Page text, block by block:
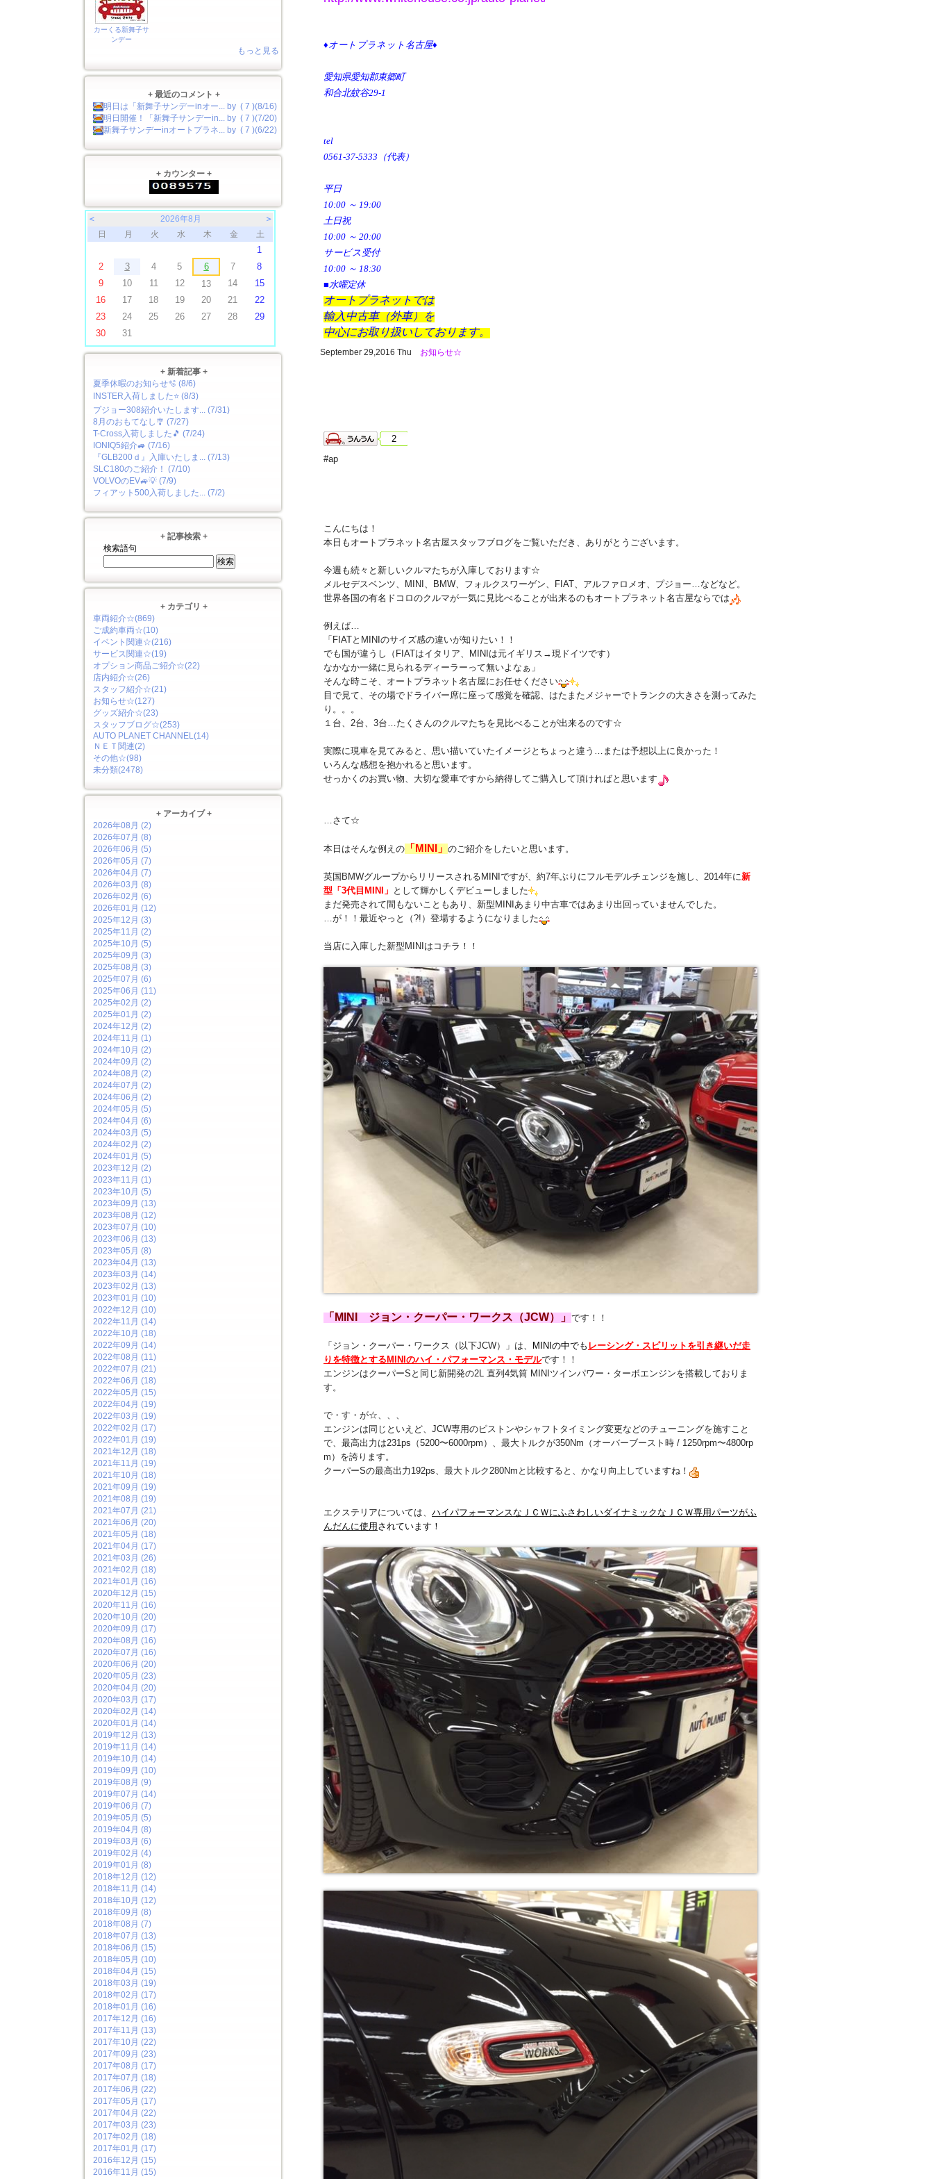
カーくる新舞子サ
ンデー
もっと見る
+ 最近のコメント +
明日は「新舞子サンデーinオー... by ( 7 )(8/16)
明日開催！「新舞子サンデーin... by ( 7 )(7/20)
新舞子サンデーinオートプラネ... by ( 7 )(6/22)
+ カウンター +
＜ 2026年8月
＞
日
月 火 水 木 金 土
1
2
3 4 5 6 7
8
9
10 11 12 13 14
15
16
17 18 19 20 21
22
23
24 25 26 27 28
29
30
31
+ 新着記事 +
夏季休暇のお知らせ🫧 (8/6)
INSTER入荷しました⭐ (8/3)
プジョー308紹介いたします... (7/31)
8月のおもてなし🎐 (7/27)
T-Cross入荷しました🎵 (7/24)
IONIQ5紹介🚙 (7/16)
『GLB200ｄ』入庫いたしま... (7/13)
SLC180のご紹介！ (7/10)
VOLVOのEV🚙💡 (7/9)
フィアット500入荷しました... (7/2)
+ 記事検索 +
検索語句
+ カテゴリ +
車両紹介☆(869)
ご成約車両☆(10)
イベント関連☆(216)
サービス関連☆(19)
オプション商品ご紹介☆(22)
店内紹介☆(26)
スタッフ紹介☆(21)
お知らせ☆(127)
グッズ紹介☆(23)
スタッフブログ☆(253)
AUTO PLANET CHANNEL(14)
ＮＥＴ関連(2)
その他☆(98)
未分類(2478)
+ アーカイブ +
2026年08月 (2)
2026年07月 (8)
2026年06月 (5)
2026年05月 (7)
2026年04月 (7)
2026年03月 (8)
2026年02月 (6)
2026年01月 (12)
2025年12月 (3)
2025年11月 (2)
2025年10月 (5)
2025年09月 (3)
2025年08月 (3)
2025年07月 (6)
2025年06月 (11)
2025年02月 (2)
2025年01月 (2)
2024年12月 (2)
2024年11月 (1)
2024年10月 (2)
2024年09月 (2)
2024年08月 (2)
2024年07月 (2)
2024年06月 (2)
2024年05月 (5)
2024年04月 (6)
2024年03月 (5)
2024年02月 (2)
2024年01月 (5)
2023年12月 (2)
2023年11月 (1)
2023年10月 (5)
2023年09月 (13)
2023年08月 (12)
2023年07月 (10)
2023年06月 (13)
2023年05月 (8)
2023年04月 (13)
2023年03月 (14)
2023年02月 (13)
2023年01月 (10)
2022年12月 (10)
2022年11月 (14)
2022年10月 (18)
2022年09月 (14)
2022年08月 (11)
2022年07月 (21)
2022年06月 (18)
2022年05月 (15)
2022年04月 (19)
2022年03月 (19)
2022年02月 (17)
2022年01月 (19)
2021年12月 (18)
2021年11月 (19)
2021年10月 (18)
2021年09月 (19)
2021年08月 (19)
2021年07月 (21)
2021年06月 (20)
2021年05月 (18)
2021年04月 (17)
2021年03月 (26)
2021年02月 (18)
2021年01月 (16)
2020年12月 (15)
2020年11月 (16)
2020年10月 (20)
2020年09月 (17)
2020年08月 (16)
2020年07月 (16)
2020年06月 (20)
2020年05月 (23)
2020年04月 (20)
2020年03月 (17)
2020年02月 (14)
2020年01月 (14)
2019年12月 (13)
2019年11月 (14)
2019年10月 (14)
2019年09月 (10)
2019年08月 (9)
2019年07月 (14)
2019年06月 (7)
2019年05月 (5)
2019年04月 (8)
2019年03月 (6)
2019年02月 (4)
2019年01月 (8)
2018年12月 (12)
2018年11月 (14)
2018年10月 (12)
2018年09月 (8)
2018年08月 (7)
2018年07月 (13)
2018年06月 (15)
2018年05月 (10)
2018年04月 (15)
2018年03月 (19)
2018年02月 (17)
2018年01月 (16)
2017年12月 (16)
2017年11月 (13)
2017年10月 (22)
2017年09月 (23)
2017年08月 (17)
2017年07月 (18)
2017年06月 (22)
2017年05月 (17)
2017年04月 (22)
2017年03月 (23)
2017年02月 (18)
2017年01月 (17)
2016年12月 (15)
2016年11月 (15)
♦オートプラネット名古屋♦
愛知県愛知郡東郷町
和合北蚊谷29-1
tel
0561-37-5333（代表）
平日
10:00 ～ 19:00
土日祝
10:00 ～ 20:00
サービス受付
10:00 ～ 18:30
■水曜定休
オートプラネットでは
輸入中古車（外車）を
中心にお取り扱いしております。
September 29,2016 Thu お知らせ☆
2
#ap
こんにちは！
本日もオートプラネット名古屋スタッフブログをご覧いただき、ありがとうございます。
今週も続々と新しいクルマたちが入庫しております☆
メルセデスベンツ、MINI、BMW、フォルクスワーゲン、FIAT、アルファロメオ、プジョー…などなど。
世界各国の有名ドコロのクルマが一気に見比べることが出来るのもオートプラネット名古屋ならでは
例えば…
「FIATとMINIのサイズ感の違いが知りたい！！
でも国が違うし（FIATはイタリア、MINIは元イギリス→現ドイツです）
なかなか一緒に見られるディーラーって無いよなぁ」
そんな時こそ、オートプラネット名古屋にお任せください
目で見て、その場でドライバー席に座って感覚を確認、はたまたメジャーでトランクの大きさを測ってみた
り。。。
１台、2台、3台…たくさんのクルマたちを見比べることが出来るのです☆
実際に現車を見てみると、思い描いていたイメージとちょっと違う…または予想以上に良かった！
いろんな感想を抱かれると思います。
せっかくのお買い物、大切な愛車ですから納得してご購入して頂ければと思います
…さて☆
本日はそんな例えの 「MINI」 のご紹介をしたいと思います。
英国BMWグループからリリースされるMINIですが、約7年ぶりにフルモデルチェンジを施し、2014年に新
型「3代目MINI」 として輝かしくデビューしました
まだ発売されて間もないこともあり、新型MINIあまり中古車ではあまり出回っていませんでした。
…が！！最近やっと（?!）登場するようになりました
当店に入庫した新型MINIはコチラ！！
「MINI ジョン・クーパー・ワークス（JCW）」 です！！
「ジョン・クーパー・ワークス（以下JCW）」は、 MINIの中でも レーシング・スピリットを引き継いだ走
りを特徴とするMINIのハイ・パフォーマンス・モデルです！！
エンジンはクーパーSと同じ新開発の2L 直列4気筒 MINIツインパワー・ターボエンジンを搭載しておりま
す。
で・す・が☆、、、
エンジンは同じといえど、JCW専用のピストンやシャフトタイミング変更などのチューニングを施すこと
で、最高出力は231ps（5200〜6000rpm）、最大トルクが350Nm（オーバーブースト時 / 1250rpm〜4800rp
m）を誇ります。
クーパーSの最高出力192ps、最大トルク280Nmと比較すると、かなり向上していますね！
エクステリアについては、 ハイパフォーマンスなＪＣＷにふさわしいダイナミックなＪＣＷ専用パーツがふ
んだんに使用 されています！